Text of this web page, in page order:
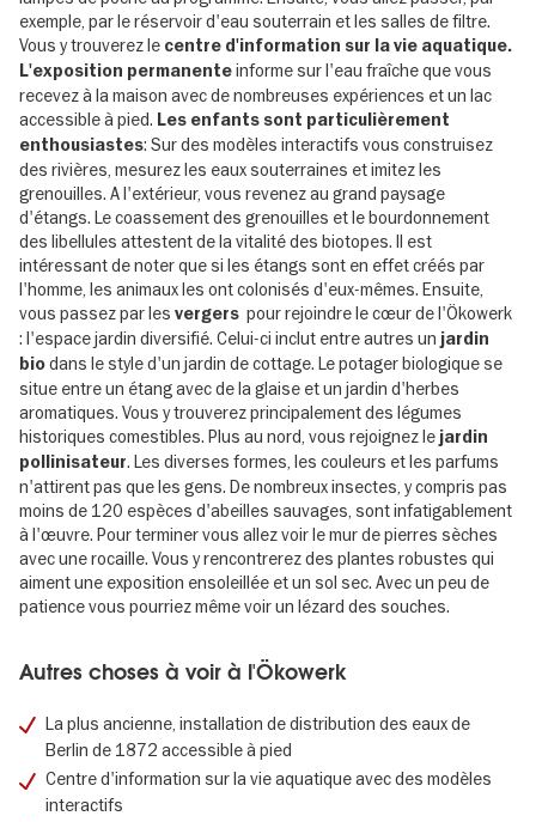
exemple, par le réservoir d'eau souterrain et les salles de filtre.
Vous y trouverez le centre d'information sur la vie aquatique.
L'exposition permanenteinforme sur l'eau fraîche que vous
recevez à la maison avec de nombreuses expériences et un lac
accessible à pied. Les enfants sont particulièrement
enthousiastes: Sur des modèles interactifs vous construisez
des rivières, mesurez les eaux souterraines et imitez les
grenouilles. A l'extérieur, vous revenez au grand paysage
d'étangs. Le coassement des grenouilles et le bourdonnement
des libellules attestent de la vitalité des biotopes. Il est
intéressant de noter que si les étangs sont en effet créés par
l'homme, les animaux les ont colonisés d'eux-mêmes. Ensuite,
vous passez par les vergers pour rejoindre le cœur de l'Ökowerk
: l'espace jardin diversifié. Celui-ci inclut entre autres un jardin
biodans le style d'un jardin de cottage. Le potager biologique se
situe entre un étang avec de la glaise et un jardin d'herbes
aromatiques. Vous y trouverez principalement des légumes
historiques comestibles. Plus au nord, vous rejoignez le jardin
pollinisateur. Les diverses formes, les couleurs et les parfums
n'attirent pas que les gens. De nombreux insectes, y compris pas
moins de 120 espèces d'abeilles sauvages, sont infatigablement
à l'œuvre. Pour terminer vous allez voir le mur de pierres sèches
avec une rocaille. Vous y rencontrerez des plantes robustes qui
aiment une exposition ensoleillée et un sol sec. Avec un peu de
patience vous pourriez même voir un lézard des souches.
Autres choses à voir à l'Ökowerk
La plus ancienne, installation de distribution des eaux de
Berlin de 1872 accessible à pied
Centre d'information sur la vie aquatique avec des modèles
interactifs